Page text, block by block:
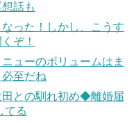
話も
った！しかし、こうす
ぞ！
ューのボリュームはま
至だね
田との馴れ初め◆離婚届
てる